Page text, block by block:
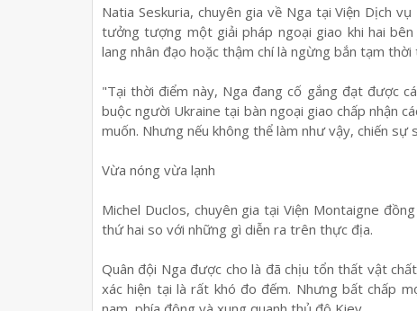
Natia Seskuria, chuyên gia về Nga tại Viện Dịch
tưởng tượng một giải pháp ngoại giao khi hai
lang nhân đạo hoặc thậm chí là ngừng bắn tạm
"Tại thời điểm này, Nga đang cố gắng đạt được
buộc người Ukraine tại bàn ngoại giao chấp nhận
muốn. Nhưng nếu không thể làm như vậy, chiến sự
Vừa nóng vừa lạnh
Michel Duclos, chuyên gia tại Viện Montaigne
thứ hai so với những gì diễn ra trên thực địa.
Quân đội Nga được cho là đã chịu tổn thất vật
xác hiện tại là rất khó đo đếm. Nhưng bất chấp